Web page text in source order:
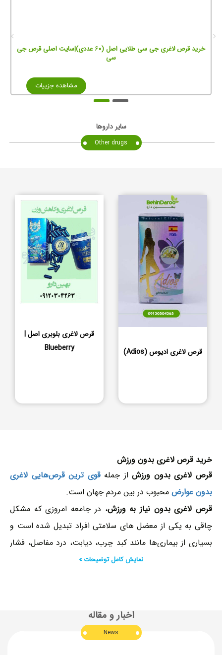
خرید قرص لاغری جی سی طلایی اصل (60 عددی)|سایت اصلی قرص جی
سی
مشاهده جزییات
سایر داروها
Other drugs
قرص لاغری ادیوس (Adios)
قرص لاغری بلوبری اصل |
Blueberry
خرید قرص لاغری بدون ورزش
قرص لاغری بدون ورزشاز جملهقوی ترین قرص‌هایی لاغری
بدون عوارض محبوب در بین مردم جهان است.
قرص لاغری بدون نیاز به ورزش، در جامعه امروزی که مشکل
چاقی به یکی از معضل های سلامتی افراد تبدیل شده است و
بسیاری از بیماری‌ها مانند کبد چرب، دیابت، درد مفاصل، فشار
خون، تنگی نفس و برخی از نارسایی های گوارشی رابطه
اعتماد به‌نفس در فرد، شانس ابتلا به برخی بیماری‌ها نظیر
مشکلات قلبی و عروقی، مشکلات کبدی و فشار خون را کاهش
نمایش کامل توضیحات »
اخبار و مقاله
News